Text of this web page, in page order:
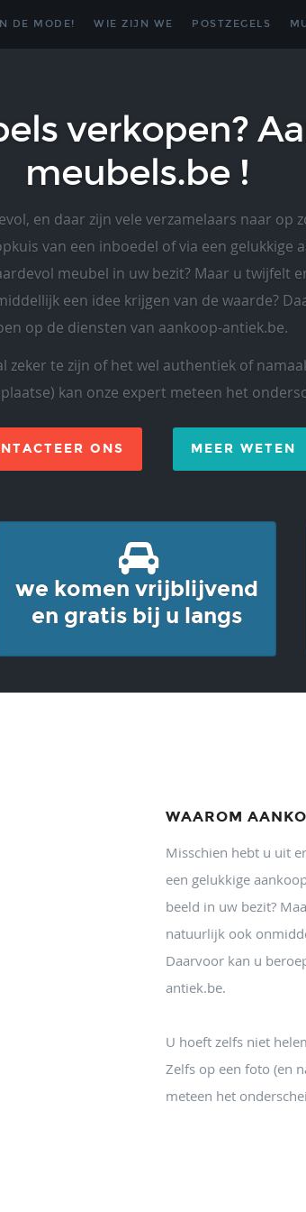
DE MODE! WIE ZIJN WE POSTZEGELS
verkopen?
meubels.be !
en daar zijn vele verzamelaars naar op
van een inboedel of via een gelukkige
meubel in uw bezit? Maar u twijfelt
een idee krijgen van de waarde?
op de diensten van aankoop-antiek.be.
zeker te zijn of het wel authentiek of
kan onze expert meteen het
ONS MEER WETEN
we komen vrijblijvend
en gratis bij u langs
WAAROM
Misschien hebt u uit
een gelukkige
beeld in uw bezit?
natuurlijk ook
Daarvoor kan u
antiek.be.
U hoeft zelfs niet
Zelfs op een foto (en
meteen het